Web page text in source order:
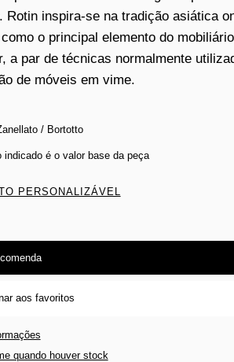
Rotin inspira-se na tradição asiática
o principal elemento do
a par de técnicas normalmente
de móveis em vime.
/ Bortotto
indicado é o valor base da peça
PERSONALIZÁVEL
aos favoritos
quando houver stock